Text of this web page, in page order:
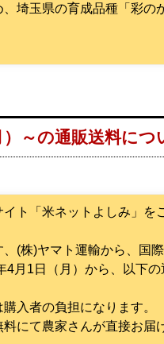
、埼玉県の育成品種「彩
～の通販送料につ
ト「米ネットよしみ」を
(株)ヤマト運輸から、国
4月1日（月）から、以下の
入者の負担になります。
にて農家さんが直接お届